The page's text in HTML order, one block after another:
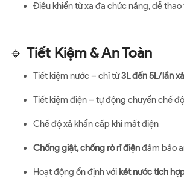
Điều khiển từ xa đa chức năng, dễ thao
🔹Tiết Kiệm & An Toàn
Tiết kiệm nước – chỉ từ3L đến 5L/lần xả
Tiết kiệm điện – tự động chuyển chế
Chế độ xả khẩn cấp khi mất điện
Chống giật, chống rò rỉ điệnđảm bảo
Hoạt động ổn định với két nước tích